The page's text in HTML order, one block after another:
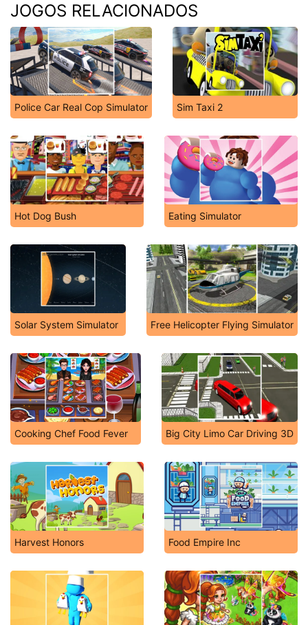
JOGOS RELACIONADOS
Police Car Real Cop Simulator Sim Taxi 2
Hot Dog Bush Eating Simulator
Solar System Simulator Free Helicopter Flying Simulator
Cooking Chef Food Fever Big City Limo Car Driving 3D
Harvest Honors Food Empire Inc